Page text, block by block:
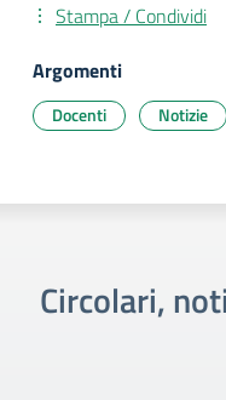
Stampa / Condividi
Argomenti
Docenti Notizie
Circolari,